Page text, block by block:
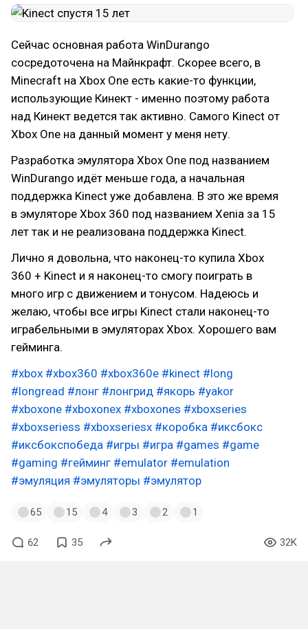
Сейчас основная работа WinDurango
сосредоточена на Майнкрафт. Скорее всего, в
Minecraft на Xbox One есть какие-то функции,
использующие Кинект - именно поэтому работа
над Кинект ведется так активно. Самого Kinect от
Xbox One на данный момент у меня нету.
Разработка эмулятора Xbox One под названием
WinDurango идёт меньше года, а начальная
поддержка Kinect уже добавлена. В это же время
в эмуляторе Xbox 360 под названием Xenia за 15
лет так и не реализована поддержка Kinect.
Лично я довольна, что наконец-то купила Xbox
360 + Kinect и я наконец-то смогу поиграть в
много игр с движением и тонусом. Надеюсь и
желаю, чтобы все игры Kinect стали наконец-то
играбельными в эмуляторах Xbox. Хорошего вам
гейминга.
#xbox #xbox360 #xbox360e #kinect #long
#longread #лонг #лонгрид #якорь #yakor
#xboxone #xboxonex #xboxones #xboxseries
#xboxseriess #xboxseriesx #коробка #иксбокс
#иксбокспобеда #игры #игра #games #game
#gaming #гейминг #emulator #emulation
#эмуляция #эмуляторы #эмулятор
65 15 4 3 2 1
62 35 32K